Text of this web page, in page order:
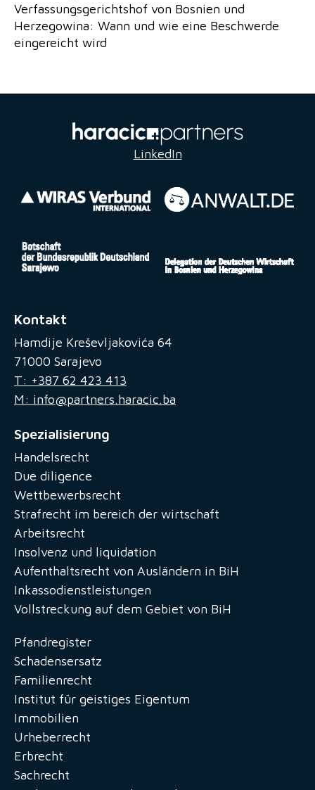
Verfassungsgerichtshof von Bosnien und
Herzegowina: Wann und wie eine Beschwerde
eingereicht wird
LinkedIn
Kontakt
Hamdije Kreševljakovića 64
71000 Sarajevo
T: +387 62 423 413
M: info@partners.haracic.ba
Spezialisierung
Handelsrecht
Due diligence
Wettbewerbsrecht
Strafrecht im bereich der wirtschaft
Arbeitsrecht
Insolvenz und liquidation
Aufenthaltsrecht von Ausländern in BiH
Inkassodienstleistungen
Vollstreckung auf dem Gebiet von BiH
Pfandregister
Schadensersatz
Familienrecht
Institut für geistiges Eigentum
Immobilien
Urheberrecht
Erbrecht
Sachrecht